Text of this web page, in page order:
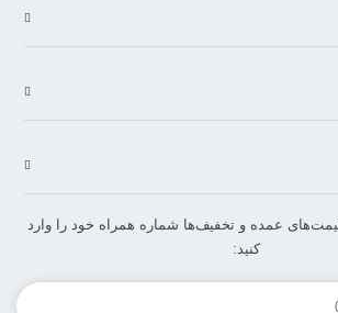
عمده و تخفیف‌ها شماره همراه خود را وارد
کنید: